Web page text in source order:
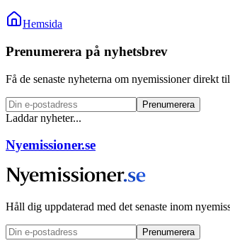
Hemsida
Prenumerera på nyhetsbrev
Få de senaste nyheterna om nyemissioner direkt
Prenumerera
Laddar nyheter...
Nyemissioner.se
Håll dig uppdaterad med det senaste inom
Prenumerera